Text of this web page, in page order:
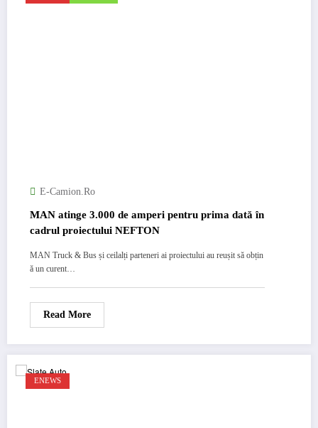
E-Camion.ro
MAN atinge 3.000 de amperi pentru prima dată în
cadrul proiectului NEFTON
MAN Truck & Bus și ceilalți parteneri ai proiectului au reușit să obțin
ă un curent…
Read More
ENEWS